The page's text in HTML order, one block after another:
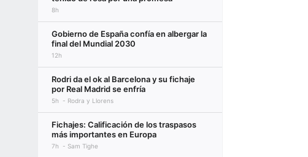
8h
Gobierno de España confía en albergar la
final del Mundial 2030
12h
Rodri da el ok al Barcelona y su fichaje
por Real Madrid se enfría
5h Rodra y Llorens
Fichajes: Calificación de los traspasos
más importantes en Europa
7h Sam Tighe